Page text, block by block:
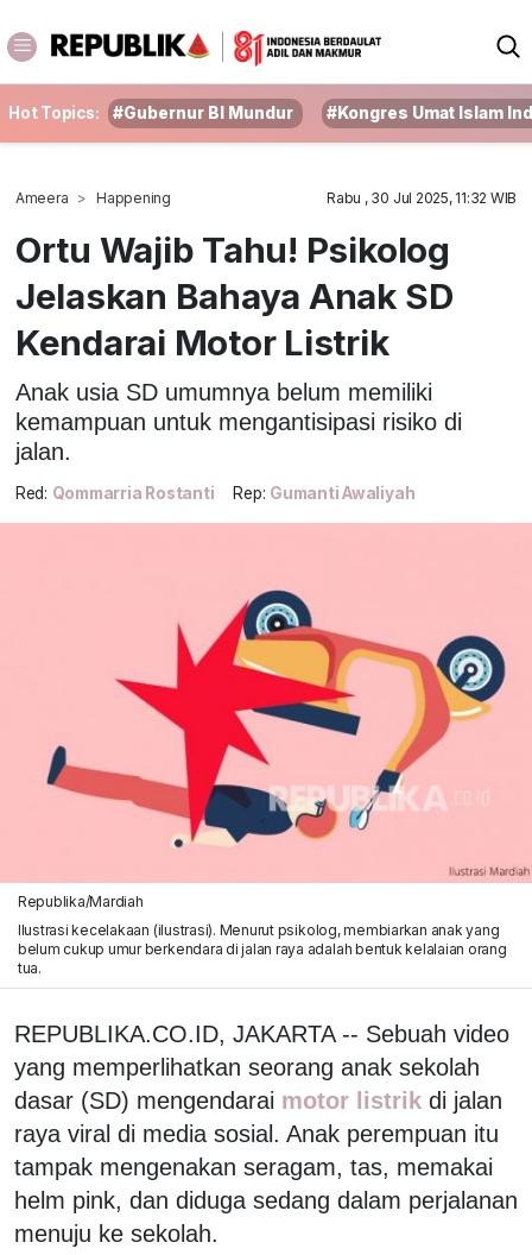
Hot Topics: #Gubernur BI Mundur #Kongres Umat Islam
Ameera Happening Rabu , 30 Jul 2025, 11:32 WIB
Ortu Wajib Tahu! Psikolog
Jelaskan Bahaya Anak SD
Kendarai Motor Listrik
Anak usia SD umumnya belum memiliki
kemampuan untuk mengantisipasi risiko di
jalan.
Red: Qommarria Rostanti Rep: Gumanti Awaliyah
Republika/Mardiah
Ilustrasi kecelakaan (ilustrasi). Menurut psikolog, membiarkan anak yang
belum cukup umur berkendara di jalan raya adalah bentuk kelalaian orang
tua.
REPUBLIKA.CO.ID, JAKARTA -- Sebuah video
yang memperlihatkan seorang anak sekolah
dasar (SD) mengendarai motor listrik di jalan
raya viral di media sosial. Anak perempuan itu
tampak mengenakan seragam, tas, memakai
helm pink, dan diduga sedang dalam perjalanan
menuju ke sekolah.